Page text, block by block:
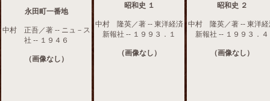
永田町一番地
中村 正吾／著 -- ニュ－ス
社 -- １９４６
（画像なし）
昭和史 １
中村 隆英／著 -- 東洋経済
新報社 -- １９９３．１
（画像なし）
昭和史 ２
中村 隆英／著 -- 東洋経
新報社 -- １９９３．４
（画像なし）